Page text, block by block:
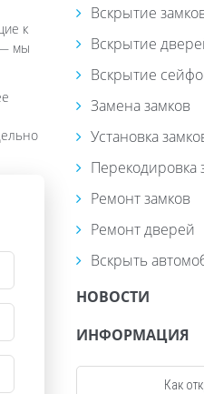
к
— мы
Вскрытие
Вскрытие
Вскрытие
Замена замков
Установка
Перекодировка
Ремонт замков
Ремонт дверей
Вскрыть
НОВОСТИ
ИНФОРМАЦИЯ
Как